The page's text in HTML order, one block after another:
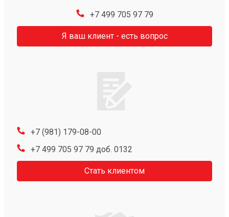
+7 499 705 97 79
Я ваш клиент - есть вопрос
+7 (981) 179-08-00
+7 499 705 97 79 доб. 0132
Стать клиентом